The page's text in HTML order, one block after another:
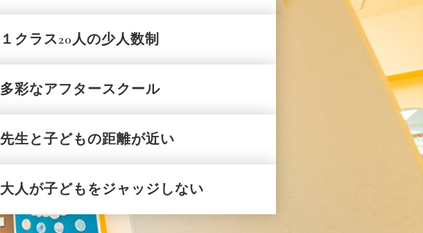
１クラス20人の少人数制
多彩なアフタースクール
先生と子どもの距離が近い
大人が子どもをジャッジしない